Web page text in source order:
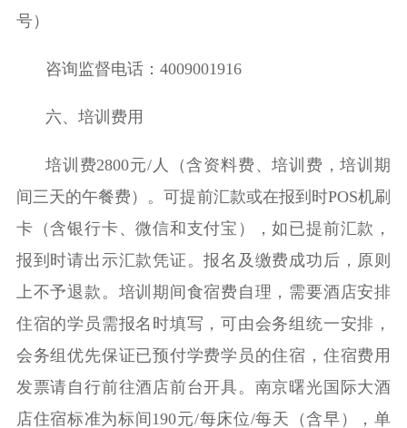
号）
咨询监督电话： 4009001916
六、培训费用
培训费2800元/人（含资料费、培训费，培训期
间三天的午餐费）。可提前汇款或在报到时POS机刷
卡（含银行卡、微信和支付宝），如已提前汇款，
报到时请出示汇款凭证 。报名及缴费成功后，原则
上不予退款。 培训期间食宿费自理， 需要酒店安排
住宿的学员需报名时填写，可由会务组统一安排，
会务组优先保证已预付学费学员的住宿， 住宿费用
发票请自行前往酒店前台开具。 南京曙光国际大酒
店住宿标准为标间190元/每床位/每天（含早），单